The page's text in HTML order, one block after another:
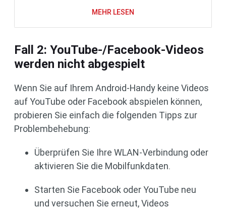
MEHR LESEN
Fall 2: YouTube-/Facebook-Videos
werden nicht abgespielt
Wenn Sie auf Ihrem Android-Handy keine Videos
auf YouTube oder Facebook abspielen können,
probieren Sie einfach die folgenden Tipps zur
Problembehebung:
Überprüfen Sie Ihre WLAN-Verbindung oder
aktivieren Sie die Mobilfunkdaten.
Starten Sie Facebook oder YouTube neu
und versuchen Sie erneut, Videos